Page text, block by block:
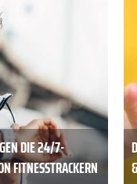
DIE 24/7-
FITNESSTRACKERN